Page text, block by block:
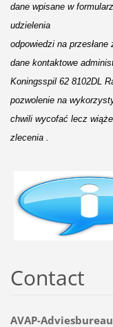
dane wpisane w
udzielenia
odpowiedzi na
dane kontaktowe
Koningsspil 62 8102DL
pozwolenie na
chwili wycofać lecz wiąże
zlecenia .
Contact
AVAP-Adviesbureau